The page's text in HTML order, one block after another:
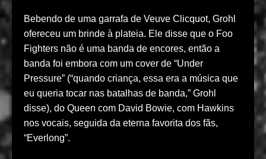
Bebendo de uma garrafa de Veuve Clicquot, Grohl
ofereceu um brinde à plateia. Ele disse que o Foo
Fighters não é uma banda de encores, então a
banda foi embora com um cover de “Under
Pressure” (“quando criança, essa era a música que
eu queria tocar nas batalhas de banda,” Grohl
disse), do Queen com David Bowie, com Hawkins
nos vocais, seguida da eterna favorita dos fãs,
“Everlong”.